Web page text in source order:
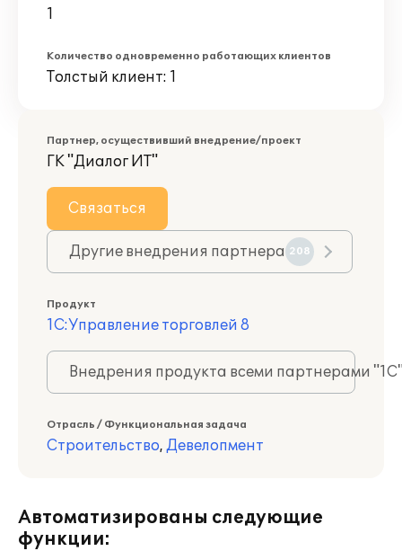
1
Количество одновременно работающих клиентов
Толстый клиент: 1
Партнер, осуществивший внедрение/проект
ГК "Диалог ИТ"
Связаться
Другие внедрения партнера 208
Продукт
1С:Управление торговлей 8
Внедрения продукта всеми партнерами
Отрасль / Функциональная задача
Строительство, Девелопмент
Автоматизированы следующие
функции: